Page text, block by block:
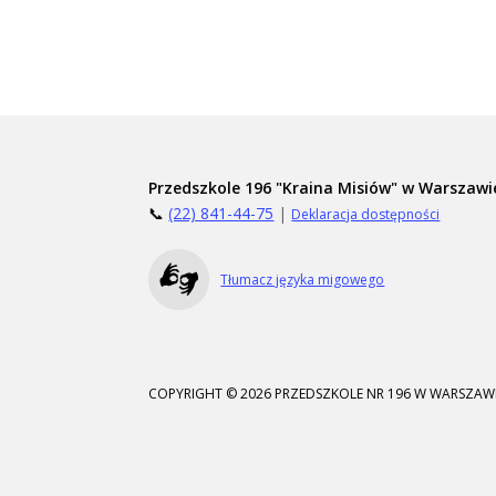
Przedszkole 196 "Kraina Misiów" w
📞(22) 841-44-75 | Deklaracja dostępności
Tłumacz języka migowego
COPYRIGHT © 2026 PRZEDSZKOLE NR 196 W